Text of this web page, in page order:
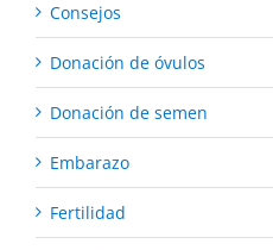
Consejos
Donación de óvulos
Donación de semen
Embarazo
Fertilidad